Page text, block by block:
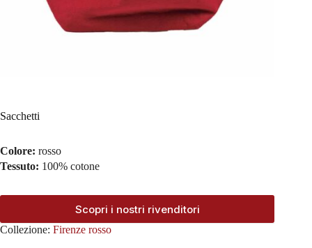
Sacchetti
Colore: rosso
Tessuto: 100% cotone
Scopri i nostri rivenditori
Collezione: Firenze rosso